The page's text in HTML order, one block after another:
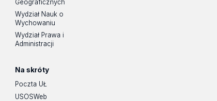
Geograficznych
Wydział Nauk o
Wychowaniu
Wydział Prawa i
Administracji
Na skróty
Poczta UŁ
USOSWeb